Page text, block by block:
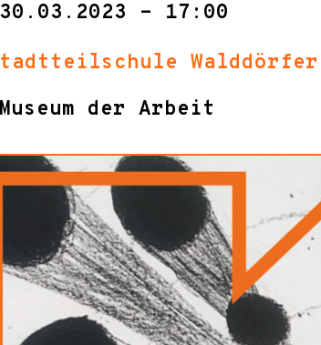
30.03.2023 - 17:00
Walddörfer
der Arbeit